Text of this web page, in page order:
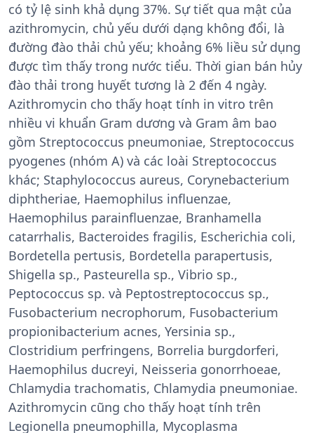
có tỷ lệ sinh khả dụng 37%. Sự tiết qua mật của
azithromycin, chủ yếu dưới dạng không đổi, là
đường đào thải chủ yếu; khoảng 6% liều sử dụng
được tìm thấy trong nước tiểu. Thời gian bán hủy
đào thải trong huyết tương là 2 đến 4 ngày.
Azithromycin cho thấy hoạt tính in vitro trên
nhiều vi khuẩn Gram dương và Gram âm bao
gồm Streptococcus pneumoniae, Streptococcus
pyogenes (nhóm A) và các loài Streptococcus
khác; Staphylococcus aureus, Corynebacterium
diphtheriae, Haemophilus influenzae,
Haemophilus parainfluenzae, Branhamella
catarrhalis, Bacteroides fragilis, Escherichia coli,
Bordetella pertusis, Bordetella parapertusis,
Shigella sp., Pasteurella sp., Vibrio sp.,
Peptococcus sp. và Peptostreptococcus sp.,
Fusobacterium necrophorum, Fusobacterium
propionibacterium acnes, Yersinia sp.,
Clostridium perfringens, Borrelia burgdorferi,
Haemophilus ducreyi, Neisseria gonorrhoeae,
Chlamydia trachomatis, Chlamydia pneumoniae.
Azithromycin cũng cho thấy hoạt tính trên
Legionella pneumophilla, Mycoplasma